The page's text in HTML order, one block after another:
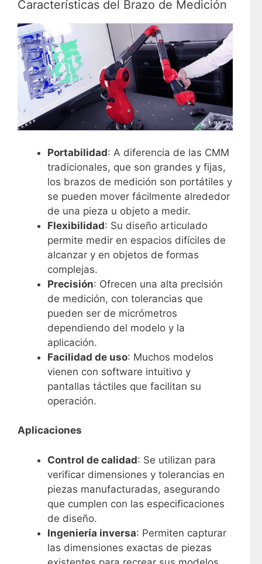
Características del Brazo de Medición
Portabilidad: A diferencia de las CMM
tradicionales, que son grandes y fijas,
los brazos de medición son portátiles y
se pueden mover fácilmente alrededor
de una pieza u objeto a medir.
Flexibilidad: Su diseño articulado
permite medir en espacios difíciles de
alcanzar y en objetos de formas
complejas.
Precisión: Ofrecen una alta precisión
de medición, con tolerancias que
pueden ser de micrómetros
dependiendo del modelo y la
aplicación.
Facilidad de uso: Muchos modelos
vienen con software intuitivo y
pantallas táctiles que facilitan su
operación.
Aplicaciones
Control de calidad: Se utilizan para
verificar dimensiones y tolerancias en
piezas manufacturadas, asegurando
que cumplen con las especificaciones
de diseño.
Ingeniería inversa: Permiten capturar
las dimensiones exactas de piezas